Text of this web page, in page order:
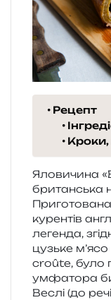
Рецепт
Яловичина
бри­тан­ська
ку­рен­тів
леген­да,
цузь­ке
croûte, було
ум­фа­то­ра
Веслі (до